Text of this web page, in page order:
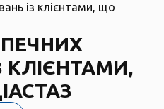
із клієнтами, що
КЛІЄНТАМИ,